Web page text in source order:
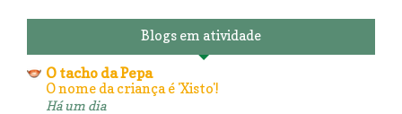
Blogs em atividade
O tacho da Pepa
O nome da criança é 'Xisto'!
Há um dia